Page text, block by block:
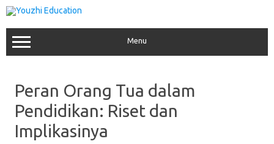
Skip
to
content
Menu
Peran Orang Tua dalam
Pendidikan: Riset dan
Implikasinya